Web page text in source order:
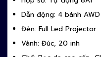
Dẫn động: 4 bánh AWD
Đèn: Full Led Projector
Vành: Đúc, 20 inh